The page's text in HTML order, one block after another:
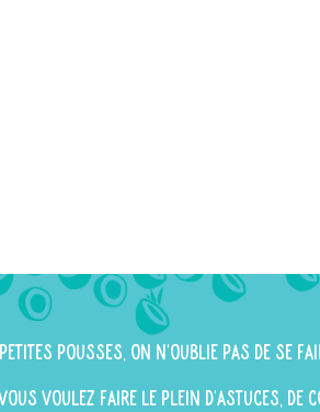
Petites Pousses, on n'oublie pas de se
voulez faire le plein d'astuces, de